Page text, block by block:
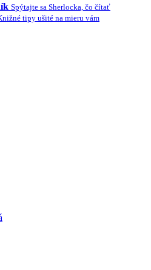
Spýtajte sa Sherlocka, čo čítať
tipy ušité na mieru vám